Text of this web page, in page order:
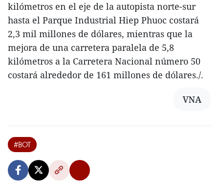
kilómetros en el eje de la autopista norte-sur
hasta el Parque Industrial Hiep Phuoc costará
2,3 mil millones de dólares, mientras que la
mejora de una carretera paralela de 5,8
kilómetros a la Carretera Nacional número 50
costará alrededor de 161 millones de dólares./.
VNA
#BOT